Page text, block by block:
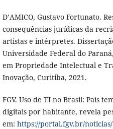
D’AMICO, Gustavo Fortunato.
consequências jurídicas da
artistas e intérpretes.
Universidade Federal do
em Propriedade Intelectual e
Inovação, Curitiba, 2021.
FGV. Uso de TI no Brasil: País
digitais por habitante, revela
em: https://portal.fgv.br/